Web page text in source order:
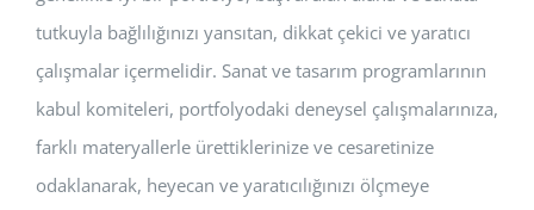
tutkuyla bağlılığınızı yansıtan, dikkat çekici ve yaratıcı
çalışmalar içermelidir. Sanat ve tasarım programlarının
kabul komiteleri, portfolyodaki deneysel çalışmalarınıza,
farklı materyallerle ürettiklerinize ve cesaretinize
odaklanarak, heyecan ve yaratıcılığınızı ölçmeye